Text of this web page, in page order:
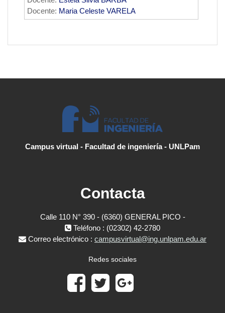
Docente: Maria Celeste VARELA
Campus virtual - Facultad de ingeniería - UNLPam
Contacta
Calle 110 N° 390 - (6360) GENERAL PICO -
Teléfono : (02302) 42-2780
Correo electrónico : campusvirtual@ing.unlpam.edu.ar
Redes sociales